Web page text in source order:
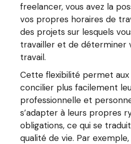
freelancer, vous avez la
vos propres horaires de
des projets sur lesquels
travailler et de déterminer
travail.
Cette flexibilité permet
concilier plus facilement
professionnelle et
s’adapter à leurs propres
obligations, ce qui se
qualité de vie. Par